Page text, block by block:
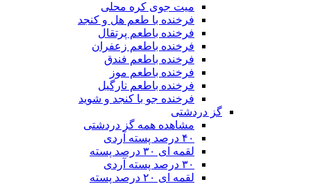
میت جوی کره محلی
فرخنده با طعم هل و کنجد
فرخنده باطعم پرتقال
فرخنده باطعم زعفران
فرخنده باطعم فندق
فرخنده باطعم موز
فرخنده باطعم نارگیل
فرخنده جو با کنجد و شوید
گز دردشتی
مشاهده همه گز دردشتی
۴۰ درصد پسته آردی
لقمه ای ۳۰ درصد پسته
۳۰ درصد پسته آردی
لقمه ای ۲۰ درصد پسته